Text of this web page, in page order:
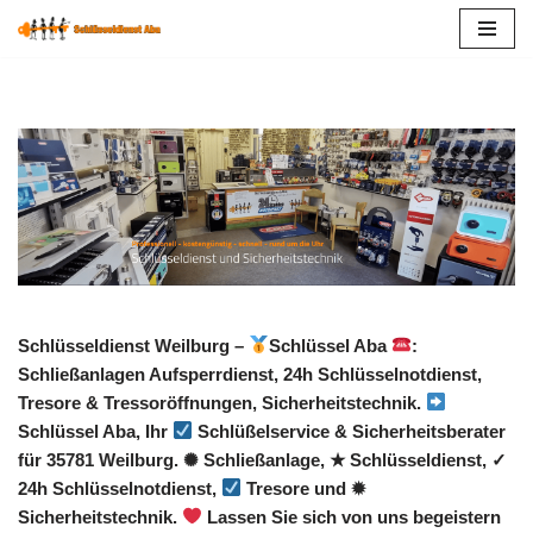
Schlüsseldienst Weilburg – Schlüssel Aba
:
Schließanlagen Aufsperrdienst, 24h Schlüsselnotdienst,
Tresore & Tressoröffnungen, Sicherheitstechnik.
Schlüssel Aba, Ihr
Schlüßelservice & Sicherheitsberater
für 35781 Weilburg. ✺ Schließanlage, ★ Schlüsseldienst, ✓
24h Schlüsselnotdienst,
Tresore und ✹
Sicherheitstechnik.
Lassen Sie sich von uns begeistern